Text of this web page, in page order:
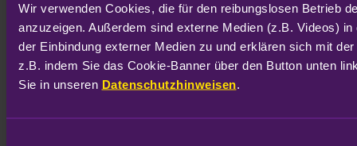
Wir verwenden Cookies, die für den reibungslosen Betrieb
anzuzeigen. Außerdem sind externe Medien (z.B. Videos)
der Einbindung externer Medien zu und erklären sich mit
z.B. indem Sie das Cookie-Banner über den Button unten
Sie in unseren Datenschutzhinweisen